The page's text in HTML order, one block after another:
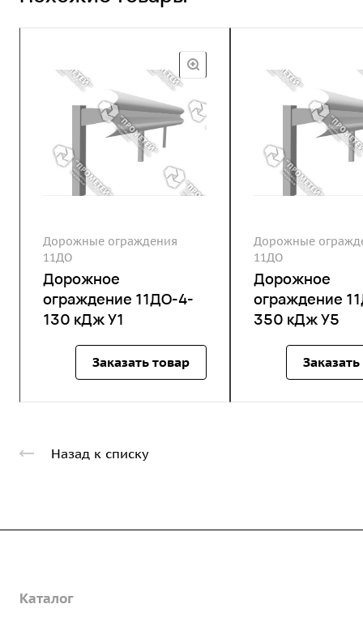
Дорожные ограждения
11ДО
Дорожное
ограждение 11ДО-4-
130 кДж У1
Заказать товар
Дорожные
11ДО
Дорожное
ограждение
350 кДж У5
Назад к списку
О предприятии
Каталог